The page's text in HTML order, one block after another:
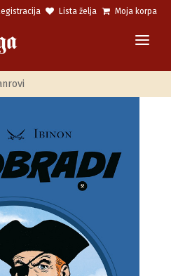
Lista želja Moja korpa